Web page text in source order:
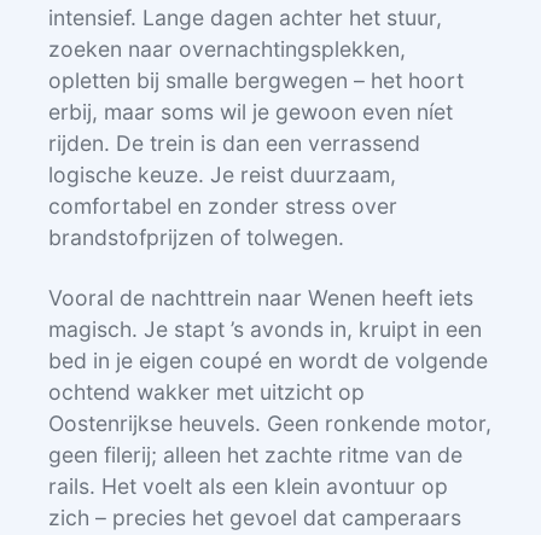
intensief. Lange dagen achter het stuur,
zoeken naar overnachtingsplekken,
opletten bij smalle bergwegen – het hoort
erbij, maar soms wil je gewoon even níet
rijden. De trein is dan een verrassend
logische keuze. Je reist duurzaam,
comfortabel en zonder stress over
brandstofprijzen of tolwegen.
Vooral de nachttrein naar Wenen heeft iets
magisch. Je stapt ’s avonds in, kruipt in een
bed in je eigen coupé en wordt de volgende
ochtend wakker met uitzicht op
Oostenrijkse heuvels. Geen ronkende motor,
geen filerij; alleen het zachte ritme van de
rails. Het voelt als een klein avontuur op
zich – precies het gevoel dat camperaars